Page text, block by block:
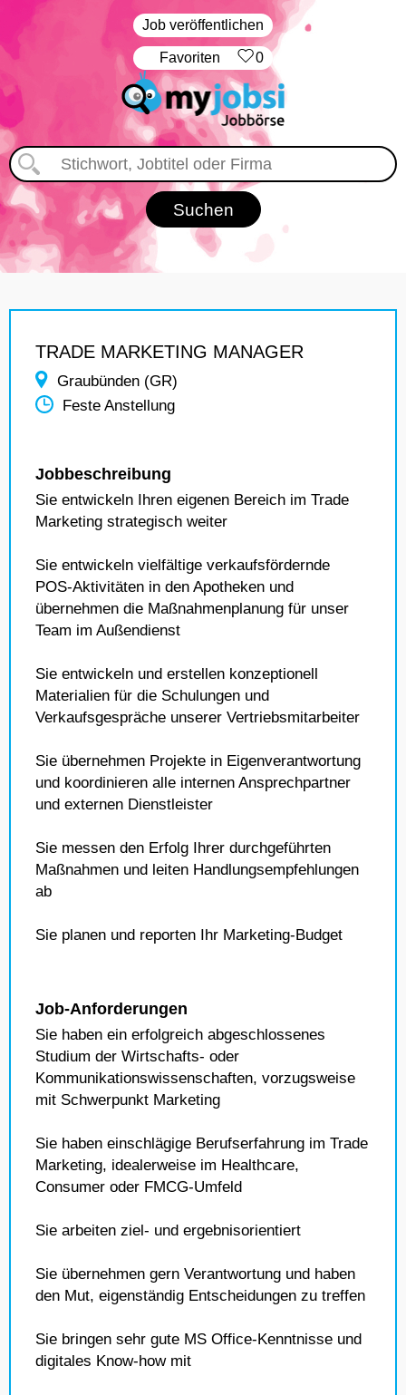
Job veröffentlichen
‏Favoriten 0
TRADE MARKETING MANAGER
Graubünden (GR)
Feste Anstellung
Jobbeschreibung
Sie entwickeln Ihren eigenen Bereich im Trade
Marketing strategisch weiter
Sie entwickeln vielfältige verkaufsfördernde
POS-Aktivitäten in den Apotheken und
übernehmen die Maßnahmenplanung für unser
Team im Außendienst
Sie entwickeln und erstellen konzeptionell
Materialien für die Schulungen und
Verkaufsgespräche unserer Vertriebsmitarbeiter
Sie übernehmen Projekte in Eigenverantwortung
und koordinieren alle internen Ansprechpartner
und externen Dienstleister
Sie messen den Erfolg Ihrer durchgeführten
Maßnahmen und leiten Handlungsempfehlungen
ab
Sie planen und reporten Ihr Marketing-Budget
Job-Anforderungen
Sie haben ein erfolgreich abgeschlossenes
Studium der Wirtschafts- oder
Kommunikationswissenschaften, vorzugsweise
mit Schwerpunkt Marketing
Sie haben einschlägige Berufserfahrung im Trade
Marketing, idealerweise im Healthcare,
Consumer oder FMCG-Umfeld
Sie arbeiten ziel- und ergebnisorientiert
Sie übernehmen gern Verantwortung und haben
den Mut, eigenständig Entscheidungen zu treffen
Sie bringen sehr gute MS Office-Kenntnisse und
digitales Know-how mit